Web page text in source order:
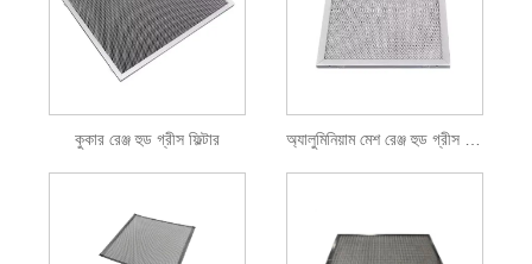
কুকার রেঞ্জ হুড গ্রীস ফিল্টার অ্যালুমিনিয়াম মেশ রেঞ্জ হুড গ্রীস ফিল্টার